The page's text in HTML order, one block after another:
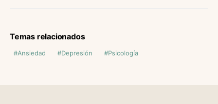
Temas relacionados
Ansiedad Depresión Psicología